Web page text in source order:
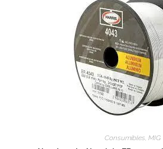
Consumibles, MIG